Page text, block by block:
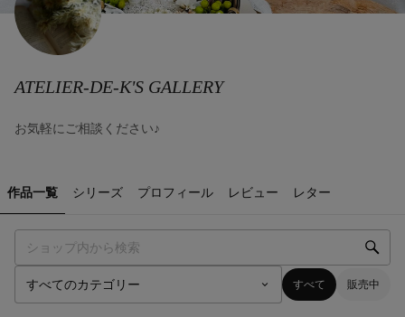
ATELIER-DE-K'S GALLERY
お気軽にご相談ください♪
作品一覧 シリーズ プロフィール レビュー レター
すべて 販売中